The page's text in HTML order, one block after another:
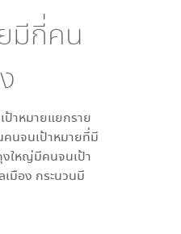
มีกี่คน
ป้าหมายแยกราย
นจนเป้าหมายที่มี
ใหญ่มีคนจนเป้า
เมือง กระนวนมี